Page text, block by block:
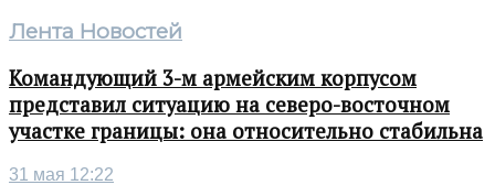
Лента Новостей
Командующий 3-м армейским корпусом
представил ситуацию на северо-восточном
участке границы: она относительно стабильна
31 мая 12:22